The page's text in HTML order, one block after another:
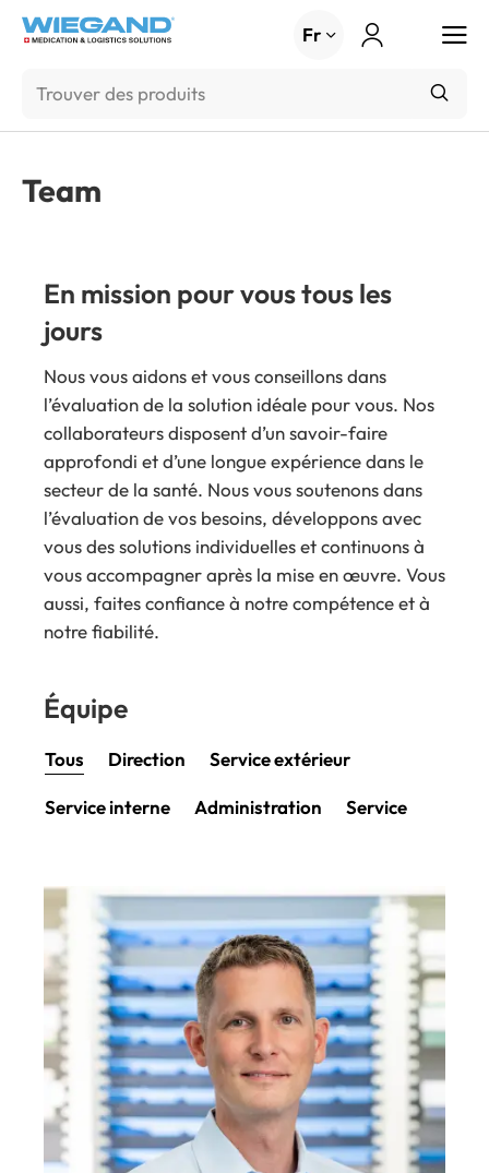
Fr
Team
En mission pour vous tous les
jours
Nous vous aidons et vous conseillons dans
l’évaluation de la solution idéale pour vous. Nos
collaborateurs disposent d’un savoir-faire
approfondi et d’une longue expérience dans le
secteur de la santé. Nous vous soutenons dans
l’évaluation de vos besoins, développons avec
vous des solutions individuelles et continuons à
vous accompagner après la mise en œuvre. Vous
aussi, faites confiance à notre compétence et à
notre fiabilité.
Équipe
Tous Direction Service extérieur
Service interne Administration Service